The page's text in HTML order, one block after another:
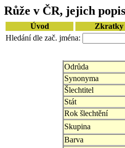
Růže v ČR, jejich
Úvod Zkratky
Hledání dle zač. jména:
Odrůda
Synonyma
Šlechtitel
Stát
Rok šlechtění
Skupina
Barva